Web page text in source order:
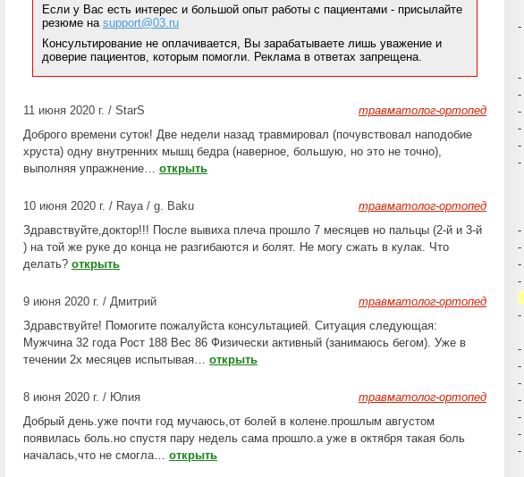
-
-
-
-
-
-
-
-
-
-
-
-
-
-
-
-
-
-
-
Если у Вас есть интерес и большой опыт работы с пациентами - присылайте
резюме на support@03.ru
Консультирование не оплачивается, Вы зарабатываете лишь уважение и
доверие пациентов, которым помогли. Реклама в ответах запрещена.
травматолог-ортопед
11 июня 2020 г. / StarS
Доброго времени суток! Две недели назад травмировал (почувствовал наподобие
хруста) одну внутренних мышц бедра (наверное, большую, но это не точно),
выполняя упражнение… открыть
травматолог-ортопед
10 июня 2020 г. / Raya / g. Baku
Здравствуйте,доктор!!! После вывиха плеча прошло 7 месяцев но пальцы (2-й и 3-й
) на той же руке до конца не разгибаются и болят. Не могу сжать в кулак. Что
делать? открыть
травматолог-ортопед
9 июня 2020 г. / Дмитрий
Здравствуйте! Помогите пожалуйста консультацией. Ситуация следующая:
Мужчина 32 года Рост 188 Вес 86 Физически активный (занимаюсь бегом). Уже в
течении 2х месяцев испытывая… открыть
травматолог-ортопед
8 июня 2020 г. / Юлия
Добрый день.уже почти год мучаюсь,от болей в колене.прошлым августом
появилась боль.но спустя пару недель сама прошло.а уже в октября такая боль
началась,что не смогла… открыть